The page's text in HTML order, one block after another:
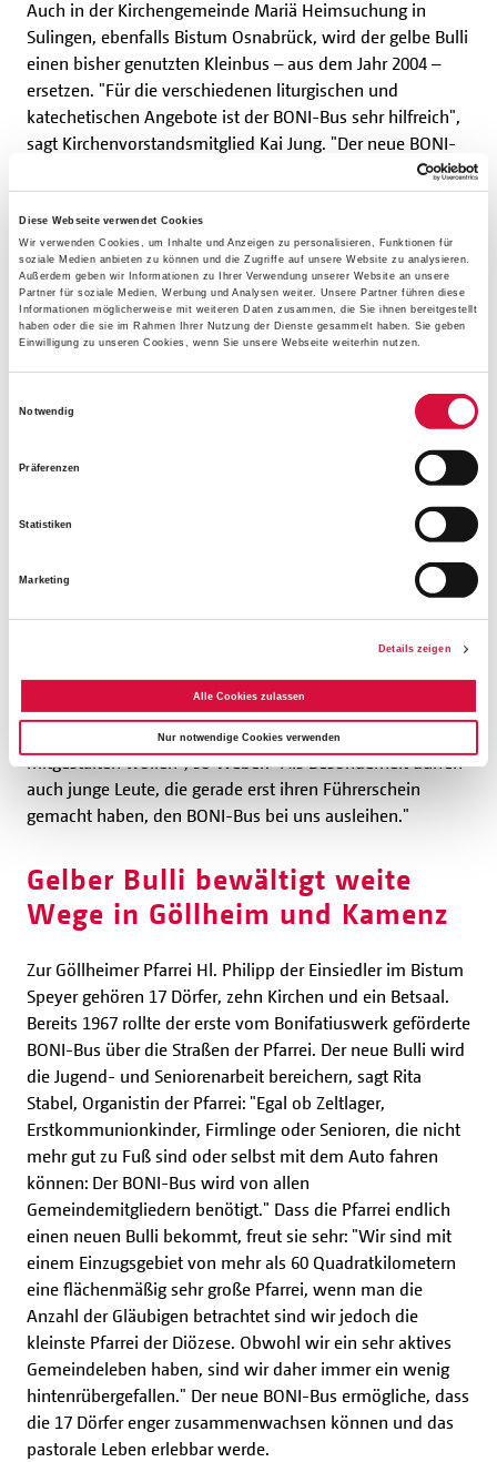
Diese Webseite verwendet Cookies
Wir verwenden Cookies, um Inhalte und Anzeigen zu personalisieren, Funktionen für
soziale Medien anbieten zu können und die Zugriffe auf unsere Website zu analysieren.
Außerdem geben wir Informationen zu Ihrer Verwendung unserer Website an unsere
Partner für soziale Medien, Werbung und Analysen weiter. Unsere Partner führen diese
Informationen möglicherweise mit weiteren Daten zusammen, die Sie ihnen bereitgestellt
haben oder die sie im Rahmen Ihrer Nutzung der Dienste gesammelt haben. Sie geben
Einwilligung zu unseren Cookies, wenn Sie unsere Webseite weiterhin nutzen.
Notwendig
Präferenzen
Statistiken
Marketing
Details zeigen
Alle Cookies zulassen
Nur notwendige Cookies verwenden
Auch in der Kirchengemeinde Mariä Heimsuchung in
Sulingen, ebenfalls Bistum Osnabrück, wird der gelbe Bulli
einen bisher genutzten Kleinbus – aus dem Jahr 2004 –
ersetzen. "Für die verschiedenen liturgischen und
katechetischen Angebote ist der BONI-Bus sehr hilfreich",
sagt Kirchenvorstandsmitglied Kai Jung. "Der neue BONI-
Bus wird weiterhin bei Religiösen Kinderwochen zum
Einsatz kommen, aber auch für die
Erstkommunionvorbereitung, der Firmkatechese und bei
den Messdienern benötigt." Aufgrund der nur sehr
eingeschränkt nutzbaren öffentlichen Verkehrsmittel
ermögliche der Bulli vor allem Kindern und Senioren die
Teilnahme an Gemeindeaktionen.
Fulda) hatte gleichfalls bereits einen BONI-Bus – nach
Jahre alten Bulli gegen einen neuen auszutauschen. Damit
Filialorten Mittelbuchen, Wachenbuchen und Hohe Tanne
Seniorenarbeit zum Tragen, sondern auch und
Elisabeth. "Er ermöglicht aber auch Ausflüge, Treffen und
Wallfahrten." Besonders freue sich die sogenannte
"Generation E". "Das sind ehemalige Gruppenleiter, die
weiterhin gemeinsam aktiv sein und die Jugendarbeit
mitgestalten wollen", so Weber. "Als Besonderheit dürfen
auch junge Leute, die gerade erst ihren Führerschein
gemacht haben, den BONI-Bus bei uns ausleihen."
Gelber Bulli bewältigt weite
Wege in Göllheim und Kamenz
Zur Göllheimer Pfarrei Hl. Philipp der Einsiedler im Bistum
Speyer gehören 17 Dörfer, zehn Kirchen und ein Betsaal.
Bereits 1967 rollte der erste vom Bonifatiuswerk geförderte
BONI-Bus über die Straßen der Pfarrei. Der neue Bulli wird
die Jugend- und Seniorenarbeit bereichern, sagt Rita
Stabel, Organistin der Pfarrei: "Egal ob Zeltlager,
Erstkommunionkinder, Firmlinge oder Senioren, die nicht
mehr gut zu Fuß sind oder selbst mit dem Auto fahren
können: Der BONI-Bus wird von allen
Gemeindemitgliedern benötigt." Dass die Pfarrei endlich
einen neuen Bulli bekommt, freut sie sehr: "Wir sind mit
einem Einzugsgebiet von mehr als 60 Quadratkilometern
eine flächenmäßig sehr große Pfarrei, wenn man die
Anzahl der Gläubigen betrachtet sind wir jedoch die
kleinste Pfarrei der Diözese. Obwohl wir ein sehr aktives
Gemeindeleben haben, sind wir daher immer ein wenig
hintenrübergefallen." Der neue BONI-Bus ermögliche, dass
die 17 Dörfer enger zusammenwachsen können und das
pastorale Leben erlebbar werde.